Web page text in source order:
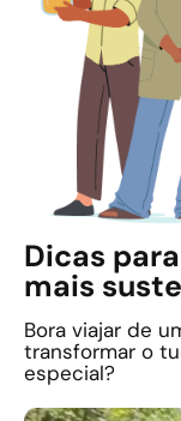
Dicas
mais
Bora viajar de
transformar o
especial?